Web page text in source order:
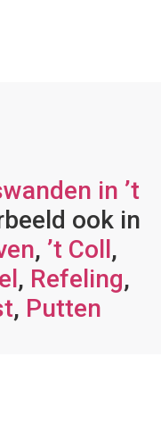
in ’t
ook in
, ’t Coll,
, Refeling,
, Putten